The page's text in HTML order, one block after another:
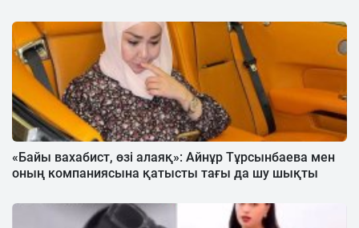
«Байы вахабист, өзі алаяқ»: Айнұр Тұрсынбаева мен
оның компаниясына қатысты тағы да шу шықты